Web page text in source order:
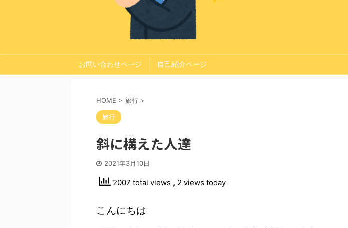
お問い合わせページ 自己紹介ページ
HOME > 旅行 >
旅行
斜に構えた人達
2021年3月10日
2007 total views , 2 views today
こんにちは